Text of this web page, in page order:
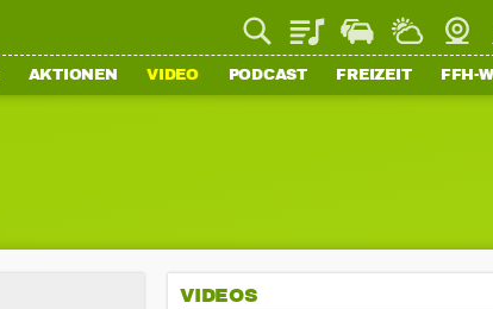
PlaylistStaupilotWetter
AKTIONEN VIDEO PODCAST FREIZEIT FFH-
VIDEOS